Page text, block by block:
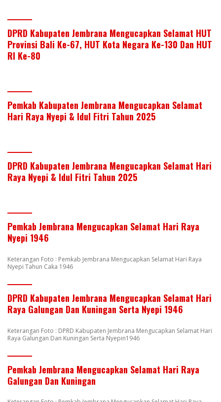
DPRD Kabupaten Jembrana Mengucapkan Selamat HUT
Provinsi Bali Ke-67, HUT Kota Negara Ke-130 Dan HUT
RI Ke-80
Pemkab Kabupaten Jembrana Mengucapkan Selamat
Hari Raya Nyepi & Idul Fitri Tahun 2025
DPRD Kabupaten Jembrana Mengucapkan Selamat Hari
Raya Nyepi & Idul Fitri Tahun 2025
Pemkab Jembrana Mengucapkan Selamat Hari Raya
Nyepi 1946
Keterangan Foto : Pemkab Jembrana Mengucapkan Selamat Hari Raya
Nyepi Tahun Caka 1946
DPRD Kabupaten Jembrana Mengucapkan Selamat Hari
Raya Galungan Dan Kuningan Serta Nyepi 1946
Keterangan Foto : DPRD Kabupaten Jembrana Mengucapkan Selamat Hari
Raya Galungan Dan Kuningan Serta Nyepin1946
Pemkab Jembrana Mengucapkan Selamat Hari Raya
Galungan Dan Kuningan